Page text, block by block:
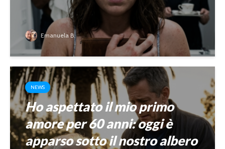
Emanuela B.
NEWS
Ho aspettato il mio primo
amore per 60 anni: oggi è
apparso sotto il nostro albero